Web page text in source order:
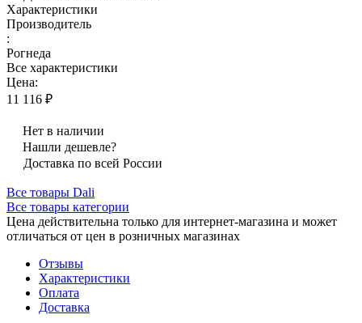
Характеристики
Производитель
:
Рогнеда
Все характеристики
Цена:
11 116 ₽
Нет в наличии
Нашли дешевле?
Доставка по всей России
Все товары Dali
Все товары категории
Цена действительна только для интернет-магазина и может
отличаться от цен в розничных магазинах
Отзывы
Характеристики
Оплата
Доставка